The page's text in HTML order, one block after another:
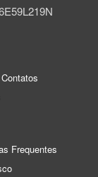
Frequentes